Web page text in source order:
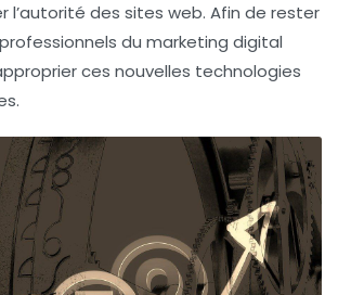
l’autorité des sites web. Afin de rester
du marketing digital
ces nouvelles technologies